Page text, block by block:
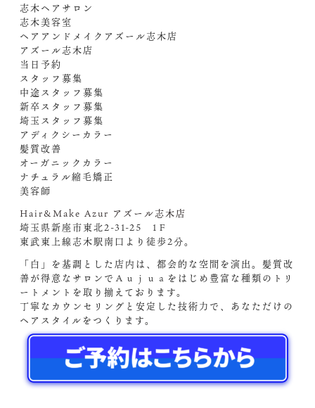
志木ヘアサロン
志木美容室
ヘアアンドメイクアズール志木店
アズール志木店
当日予約
スタッフ募集
中途スタッフ募集
新卒スタッフ募集
埼玉スタッフ募集
アディクシーカラー
髪質改善
オーガニックカラー
ナチュラル縮毛矯正
美容師
Hair&Make Azur アズール志木店
埼玉県新座市東北2-31-25 1Ｆ
東武東上線志木駅南口より徒歩2分。
「白」を基調とした店内は、都会的な空間を演出。髪質改
善が得意なサロンでＡｕｊｕａをはじめ豊富な種類のトリ
ートメントを取り揃えております。
丁寧なカウンセリングと安定した技術力で、あなただけの
ヘアスタイルをつくります。